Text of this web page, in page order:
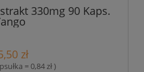
330mg 90 Kaps.
zł
= 0,84 zł )